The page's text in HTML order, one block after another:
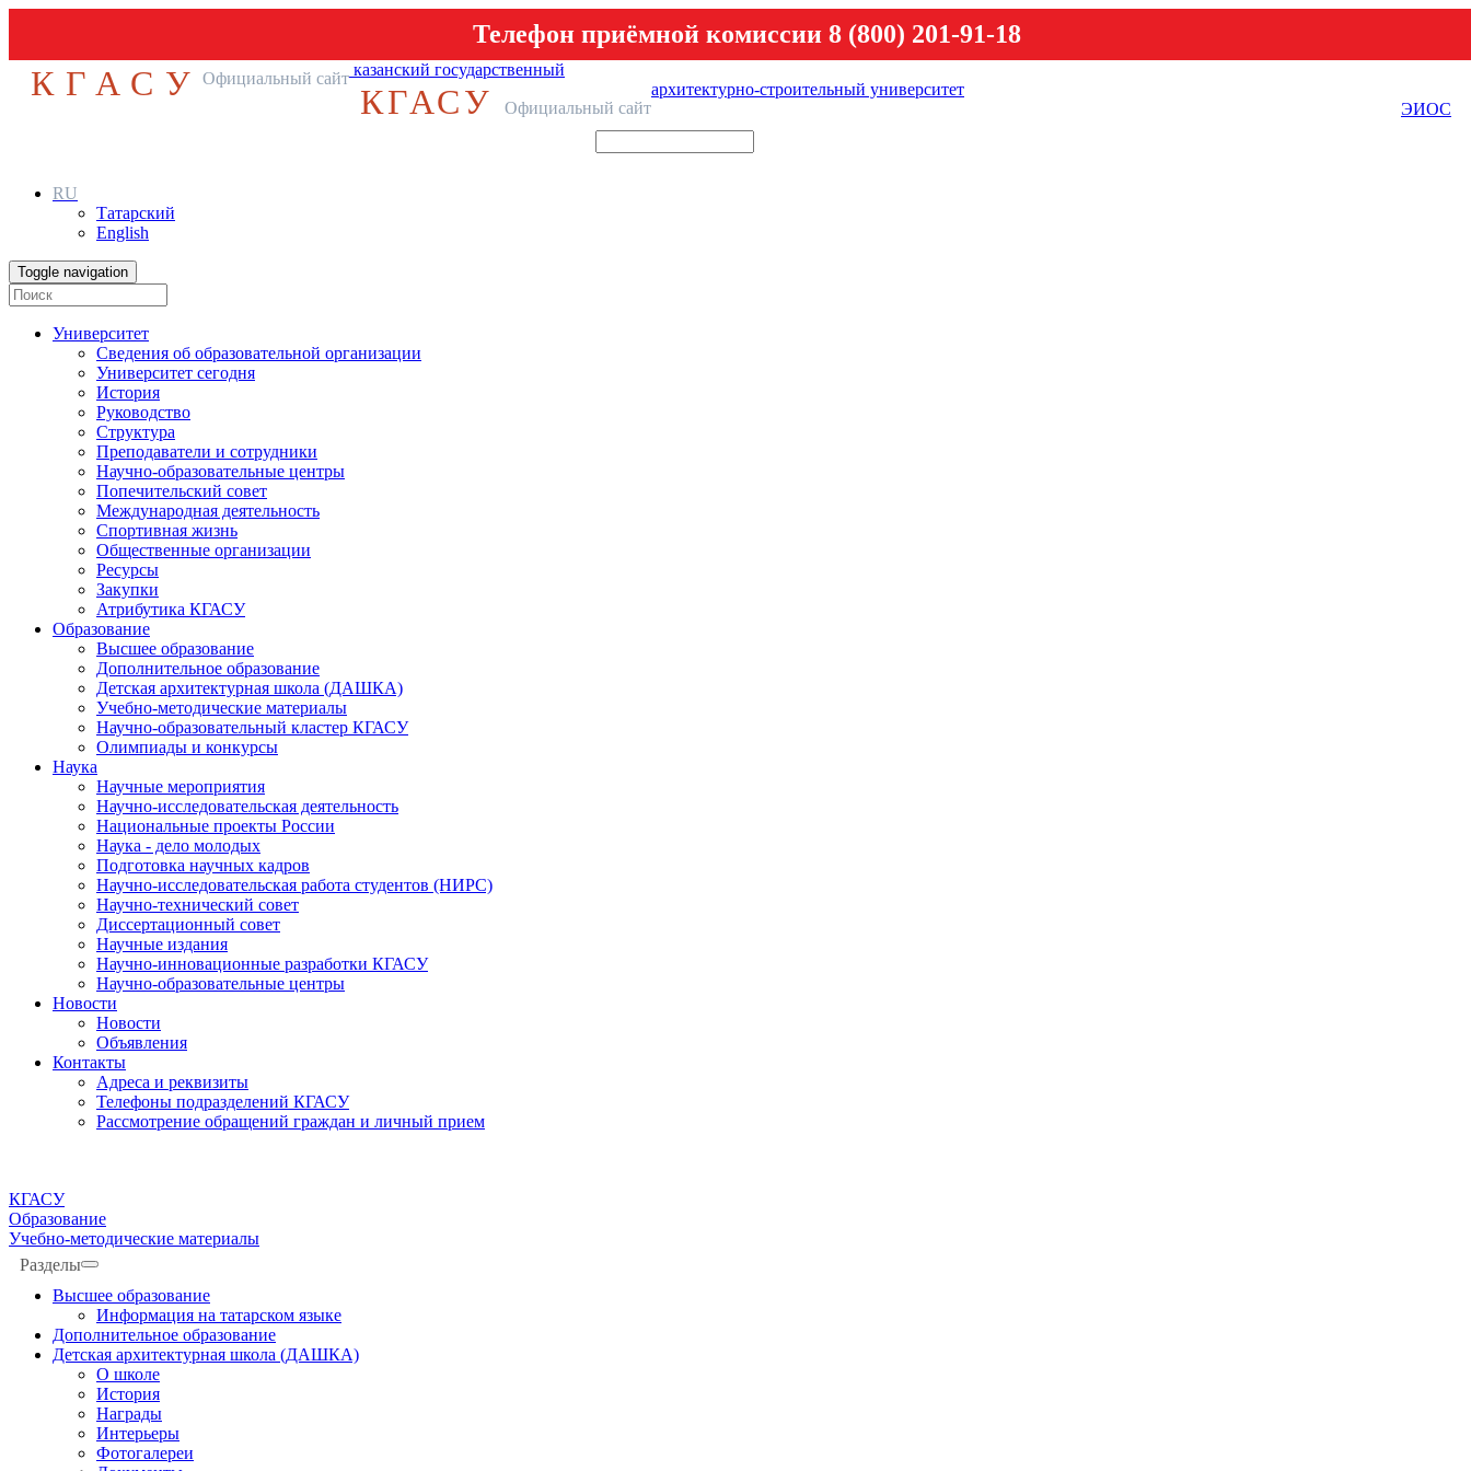
Телефон приёмной комиссии 8 (800) 201-91-18
КГАСУ Официальный сайт казанский государственный
архитектурно-строительный университет
КГАСУ Официальный сайт ЭИОС
RU
Татарский
English
Toggle navigation
Университет
Сведения об образовательной организации
Университет сегодня
История
Руководство
Структура
Преподаватели и сотрудники
Научно-образовательные центры
Попечительский совет
Международная деятельность
Спортивная жизнь
Общественные организации
Ресурсы
Закупки
Атрибутика КГАСУ
Образование
Высшее образование
Дополнительное образование
Детская архитектурная школа (ДАШКА)
Учебно-методические материалы
Научно-образовательный кластер КГАСУ
Олимпиады и конкурсы
Наука
Научные мероприятия
Научно-исследовательская деятельность
Национальные проекты России
Наука - дело молодых
Подготовка научных кадров
Научно-исследовательская работа студентов (НИРС)
Научно-технический совет
Диссертационный совет
Научные издания
Научно-инновационные разработки КГАСУ
Научно-образовательные центры
Новости
Новости
Объявления
Контакты
Адреса и реквизиты
Телефоны подразделений КГАСУ
Рассмотрение обращений граждан и личный прием
КГАСУ
Образование
Учебно-методические материалы
Разделы
Высшее образование
Информация на татарском языке
Дополнительное образование
Детская архитектурная школа (ДАШКА)
О школе
История
Награды
Интерьеры
Фотогалереи